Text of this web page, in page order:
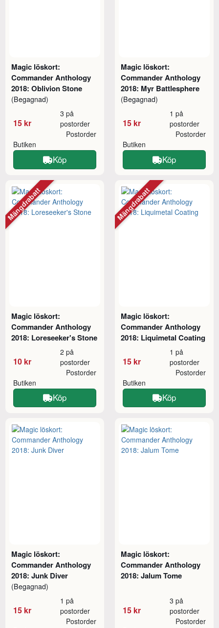
Magic löskort:
Commander Anthology
2018: Oblivion Stone
(Begagnad)
15 kr
3 på
postorder
Butiken
Postorder
Köp
Magic löskort:
Commander Anthology
2018: Myr Battlesphere
(Begagnad)
15 kr
1 på
postorder
Butiken
Postorder
Köp
Magic löskort:
Commander Anthology
2018: Loreseeker's Stone
10 kr
2 på
postorder
Butiken
Postorder
Köp
Mängdrabatt
Magic löskort:
Commander Anthology
2018: Liquimetal Coating
15 kr
1 på
postorder
Butiken
Postorder
Köp
Mängdrabatt
Magic löskort:
Commander Anthology
2018: Junk Diver
(Begagnad)
15 kr
1 på
postorder
Postorder
Magic löskort:
Commander Anthology
2018: Jalum Tome
15 kr
3 på
postorder
Postorder